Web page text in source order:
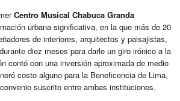
Centro Musical Chabuca Granda
urbana significativa, en la que más de 20
de interiores, arquitectos y paisajistas,
diez meses para darle un giro irónico a la
contó con una inversión aproximada de medio
costo alguno para la Beneficencia de Lima,
suscrito entre ambas instituciones.